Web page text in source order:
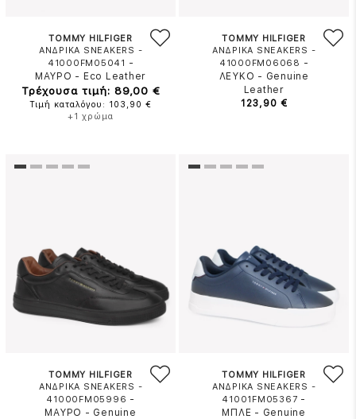
TOMMY HILFIGER
ΑΝΔΡΙΚΑ SNEAKERS -
41000FM05041 -
ΜΑΥΡΟ - Eco Leather
Τρέχουσα τιμή: 89,00 €
Τιμή καταλόγου: 103,90 €
+1 χρώμα
TOMMY HILFIGER
ΑΝΔΡΙΚΑ SNEAKERS -
41000FM06068 -
ΛΕΥΚΟ - Genuine
Leather
123,90 €
TOMMY HILFIGER
ΑΝΔΡΙΚΑ SNEAKERS -
41000FM05996 -
ΜΑΥΡΟ - Genuine
TOMMY HILFIGER
ΑΝΔΡΙΚΑ SNEAKERS -
41001FM05367 -
ΜΠΛΕ - Genuine